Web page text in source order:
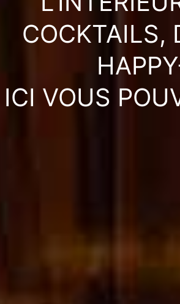
COCKTAILS,
ICI VOUS